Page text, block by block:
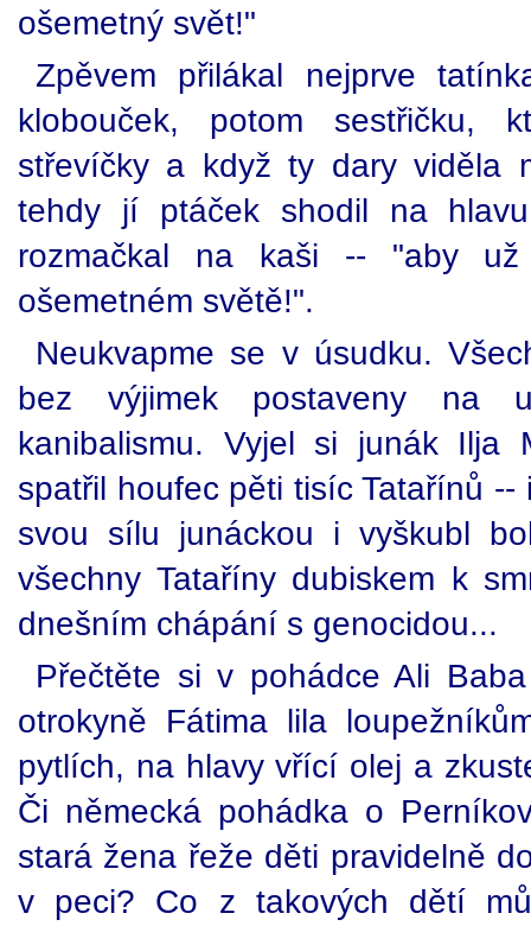
ošemetný svět!"
Zpěvem přilákal nejprve
klobouček, potom sestřičku,
střevíčky a když ty dary viděla
tehdy jí ptáček shodil na
rozmačkal na kaši -- "aby
ošemetném světě!".
Neukvapme se v úsudku.
bez výjimek postaveny na
kanibalismu. Vyjel si junák Ilja
spatřil houfec pěti tisíc Tatařínů
svou sílu junáckou i vyškubl
všechny Tataříny dubiskem k
dnešním chápání s genocidou...
Přečtěte si v pohádce Ali
otrokyně Fátima lila
pytlích, na hlavy vřící olej a
Či německá pohádka o
stará žena řeže děti pravidelně
v peci? Co z takových dětí